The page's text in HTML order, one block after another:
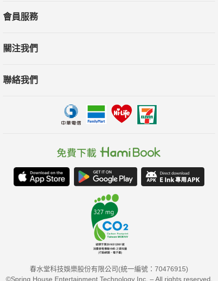
會員服務
關注我們
聯絡我們
春水堂科技娛樂股份有限公司(統一編號：70476915)
©Spring House Entertainment Technology Inc. – All rights reserved.